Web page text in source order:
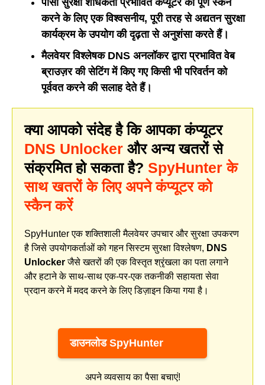
पीसी सुरक्षा शोधकर्ता प्रभावित कंप्यूटर का पूर्ण स्कैन
करने के लिए एक विश्वसनीय, पूरी तरह से अद्यतन सुरक्षा
कार्यक्रम के उपयोग की दृढ़ता से अनुशंसा करते हैं।
मैलवेयर विश्लेषक DNS अनलॉकर द्वारा प्रभावित वेब
ब्राउज़र की सेटिंग में किए गए किसी भी परिवर्तन को
पूर्ववत करने की सलाह देते हैं।
क्या आपको संदेह है कि आपका कंप्यूटर
DNS Unlocker और अन्य खतरों से
संक्रमित हो सकता है? SpyHunter के
साथ खतरों के लिए अपने कंप्यूटर को
स्कैन करें
SpyHunter एक शक्तिशाली मैलवेयर उपचार और सुरक्षा उपकरण
है जिसे उपयोगकर्ताओं को गहन सिस्टम सुरक्षा विश्लेषण, DNS
Unlockerजैसे खतरों की एक विस्तृत श्रृंखला का पता लगाने
और हटाने के साथ-साथ एक-पर-एक तकनीकी सहायता सेवा
प्रदान करने में मदद करने के लिए डिज़ाइन किया गया है।
डाउनलोड SpyHunter
अपने व्यवसाय का पैसा बचाएं!